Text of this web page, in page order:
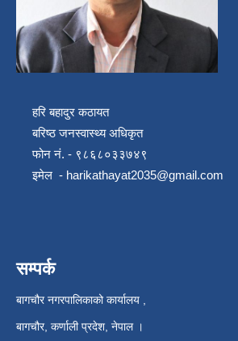
हरि बहादुर कठायत
बरिष्ठ जनस्वास्थ्य अधिकृत
फोन नं. - ९८६८०३३७४९
इमेल - harikathayat2035@gmail.com
सम्पर्क
बागचौर नगरपालिकाको कार्यालय ,
बागचौर, कर्णाली प्रदेश, नेपाल ।